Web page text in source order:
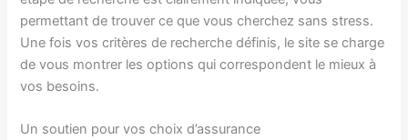
permettant de trouver ce que vous cherchez sans stress.
Une fois vos critères de recherche définis, le site se charge
de vous montrer les options qui correspondent le mieux à
vos besoins.
Un soutien pour vos choix d’assurance